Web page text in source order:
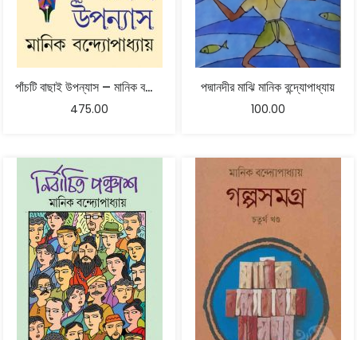
পাঁচটি বাছাই উপন্যাস – মানিক বন্দ্যোপাধ্যায়
475.00
পদ্মানদীর মাঝি মানিক বন্দ্যোপাধ্যায়
100.00